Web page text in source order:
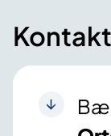
Kontakt